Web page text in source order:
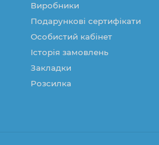
Виробники
Подарункові сертифікати
Особистий кабінет
Історія замовлень
Закладки
Розсилка